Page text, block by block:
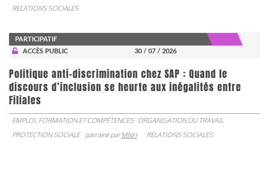
RELATIONS SOCIALES
PARTICIPATIF
ACCÈS PUBLIC
30 / 07 / 2026
Politique anti-discrimination chez SAP : Quand le
discours d’inclusion se heurte aux inégalités entre
Filiales
EMPLOI, FORMATION ET COMPÉTENCES ORGANISATION DU TRAVAIL
PROTECTION SOCIALE
parrainé parMNH RELATIONS SOCIALES